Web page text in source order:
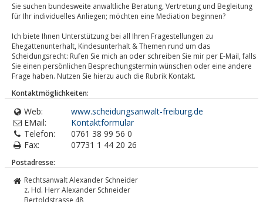
Sie suchen bundesweite anwaltliche Beratung, Vertretung und Begleitung
für Ihr individuelles Anliegen; möchten eine Mediation beginnen?
Ich biete Ihnen Unterstützung bei all Ihren Fragestellungen zu
Ehegattenunterhalt, Kindesunterhalt & Themen rund um das
Scheidungsrecht: Rufen Sie mich an oder schreiben Sie mir per E-Mail, falls
Sie einen persönlichen Besprechungstermin wünschen oder eine andere
Frage haben. Nutzen Sie hierzu auch die Rubrik Kontakt.
Kontaktmöglichkeiten:
Web:
www.scheidungsanwalt-freiburg.de
EMail:
Kontaktformular
Telefon:
0761 38 99 56 0
Fax:
07731 1 44 20 26
Postadresse:
Rechtsanwalt Alexander Schneider
z. Hd. Herr Alexander Schneider
Bertoldstrasse 48